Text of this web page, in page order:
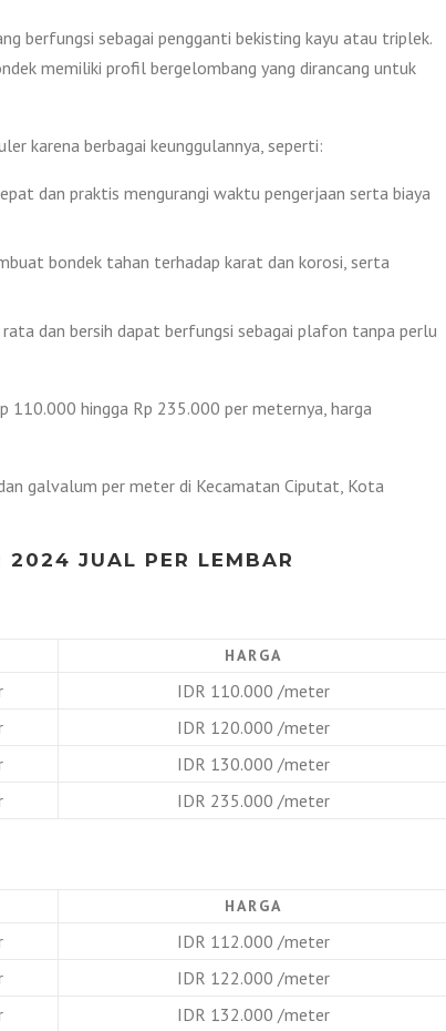
berfungsi sebagai pengganti bekisting kayu atau triplek.
memiliki profil bergelombang yang dirancang untuk
karena berbagai keunggulannya, seperti:
dan praktis mengurangi waktu pengerjaan serta biaya
bondek tahan terhadap karat dan korosi, serta
dan bersih dapat berfungsi sebagai plafon tanpa perlu
110.000 hingga Rp 235.000 per meternya, harga
galvalum per meter di Kecamatan Ciputat, Kota
2024 JUAL PER LEMBAR
HARGA
IDR 110.000 /meter
IDR 120.000 /meter
IDR 130.000 /meter
IDR 235.000 /meter
HARGA
IDR 112.000 /meter
IDR 122.000 /meter
IDR 132.000 /meter